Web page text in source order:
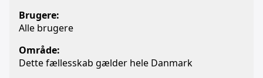
Brugere:
Alle brugere
Område:
Dette fællesskab gælder hele Danmark